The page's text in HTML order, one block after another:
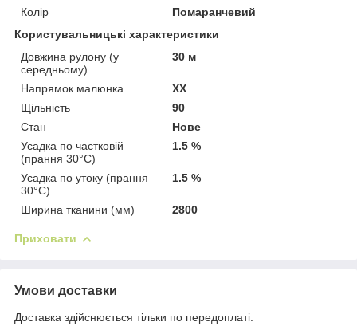
Колір
Помаранчевий
Користувальницькі характеристики
Довжина рулону (у
середньому)
30 м
Напрямок малюнка
XX
Щільність
90
Стан
Нове
Усадка по частковій
(прання 30°C)
1.5 %
Усадка по утоку (прання
30°C)
1.5 %
Ширина тканини (мм) 2800
Приховати
Умови доставки
Доставка здійснюється тільки по передоплаті.